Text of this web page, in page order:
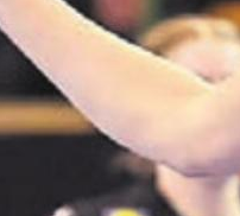
Abstimmen online
Möchten